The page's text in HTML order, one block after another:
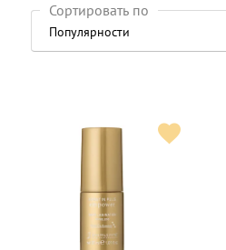
Сортировать по